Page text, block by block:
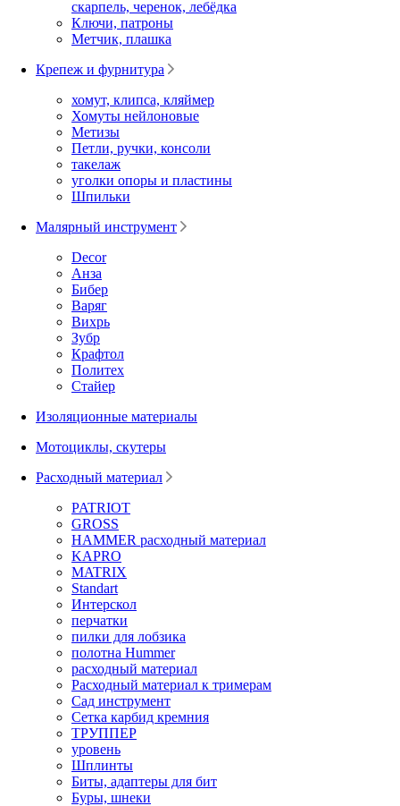
скарпель, черенок, лебёдка
Ключи, патроны
Метчик, плашка
Крепеж и фурнитура
хомут, клипса, кляймер
Хомуты нейлоновые
Метизы
Петли, ручки, консоли
такелаж
уголки опоры и пластины
Шпильки
Малярный инструмент
Decor
Анза
Бибер
Варяг
Вихрь
Зубр
Крафтол
Политех
Стайер
Изоляционные материалы
Мотоциклы, скутеры
Расходный материал
PATRIOT
GROSS
HAMMER расходный материал
KAPRO
MATRIX
Standart
Интерскол
перчатки
пилки для лобзика
полотна Hummer
расходный материал
Расходный материал к тримерам
Сад инструмент
Сетка карбид кремния
ТРУППЕР
уровень
Шплинты
Биты, адаптеры для бит
Буры, шнеки